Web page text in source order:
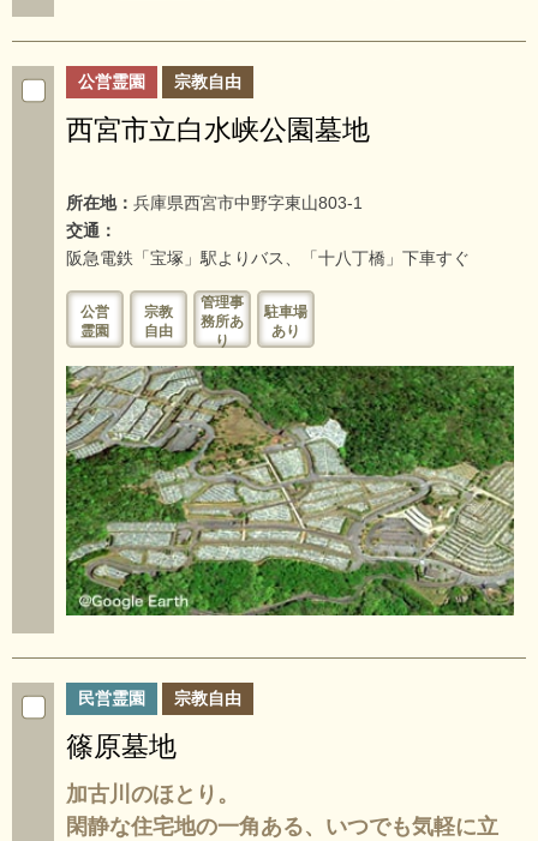
公営霊園 宗教自由
西宮市立白水峡公園墓地
所在地： 兵庫県西宮市中野字東山803-1
交通：
阪急電鉄「宝塚」駅よりバス、「十八丁橋」下車すぐ
公営
霊園
宗教
自由
管理事
務所あ
り
駐車場
あり
民営霊園 宗教自由
篠原墓地
加古川のほとり。
閑静な住宅地の一角ある、いつでも気軽に立